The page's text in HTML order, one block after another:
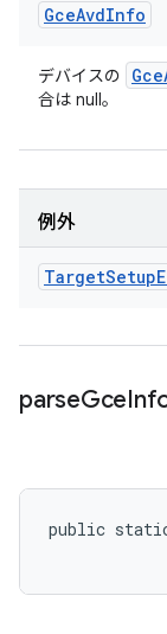
GceAvdInfo
デバイスの Gce
合は null。
例外
TargetSetup
parseGce
public